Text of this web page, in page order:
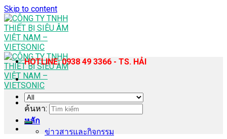
Skip to content
หลัก
ข่าวสารและกิจกรรม
HOTLINE: 0938 49 3366 - TS. HẢI
ค้นหา: